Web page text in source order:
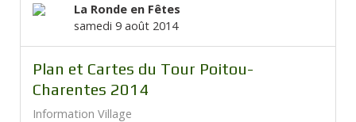
La Ronde en Fêtes
samedi 9 août 2014
Plan et Cartes du Tour Poitou-
Charentes 2014
Information Village